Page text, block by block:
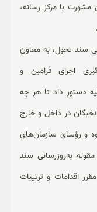
با مرکز رسانه،
سند تحول، به معاون
اجرای فرامین و
دستور داد تا هر چه
در داخل و خارج
و رؤسای سازمان‌های
به‌روزرسانی سند
اقدامات و ترتیبات